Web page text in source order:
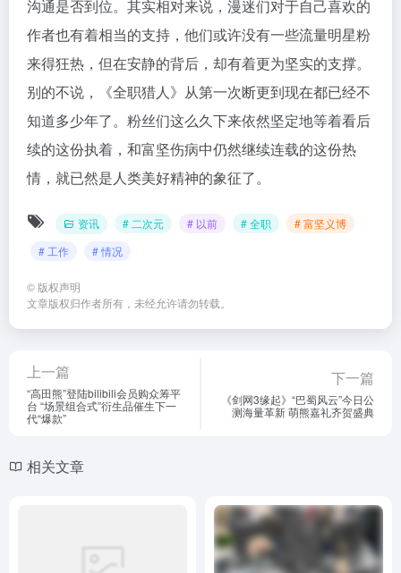
沟通是否到位。其实相对来说，漫迷们对于自己喜欢的
作者也有着相当的支持，他们或许没有一些流量明星粉
来得狂热，但在安静的背后，却有着更为坚实的支撑。
别的不说，《全职猎人》从第一次断更到现在都已经不
知道多少年了。粉丝们这么久下来依然坚定地等着看后
续的这份执着，和富坚伤病中仍然继续连载的这份热
情，就已然是人类美好精神的象征了。
资讯 # 二次元 # 以前 # 全职
# 富坚义博
# 工作
# 情况
© 版权声明
文章版权归作者所有，未经允许请勿转载。
上一篇
“高田熊”登陆bilibili会员购众筹平
台 “场景组合式”衍生品催生下一
代“爆款”
下一篇
《剑网3缘起》“巴蜀风云”今日公
测海量革新 萌熊嘉礼齐贺盛典
相关文章